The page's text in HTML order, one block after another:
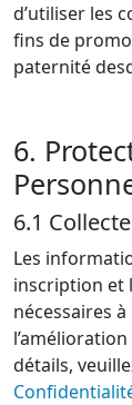
d’utiliser les
fins de
paternité
6.
6.1
Les
inscription et
nécessaires
détails,